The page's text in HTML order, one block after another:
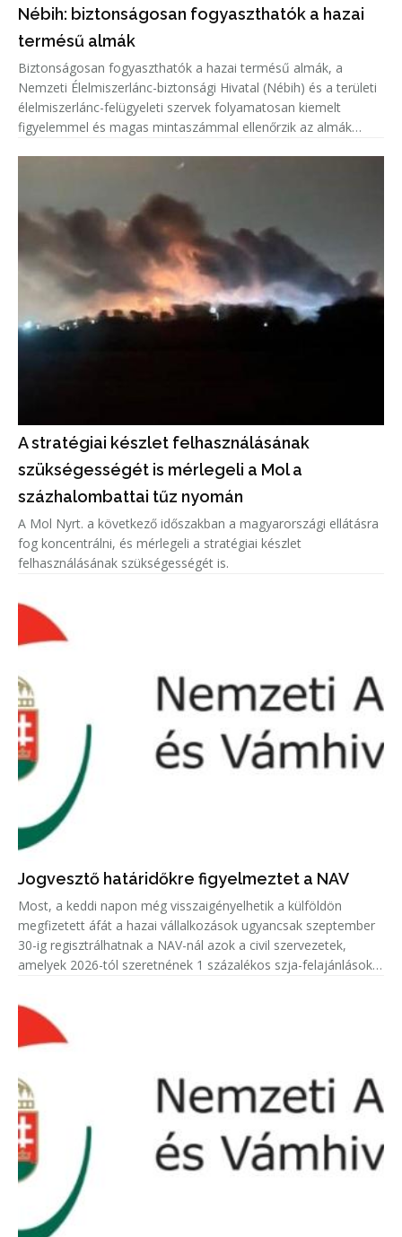
Nébih: biztonságosan fogyaszthatók a hazai
termésű almák
Biztonságosan fogyaszthatók a hazai termésű almák, a
Nemzeti Élelmiszerlánc-biztonsági Hivatal (Nébih) és a területi
élelmiszerlánc-felügyeleti szervek folyamatosan kiemelt
figyelemmel és magas mintaszámmal ellenőrzik az almák
A stratégiai készlet felhasználásának
szükségességét is mérlegeli a Mol a
százhalombattai tűz nyomán
A Mol Nyrt. a következő időszakban a magyarországi ellátásra
fog koncentrálni, és mérlegeli a stratégiai készlet
felhasználásának szükségességét is.
Jogvesztő határidőkre figyelmeztet a NAV
Most, a keddi napon még visszaigényelhetik a külföldön
megfizetett áfát a hazai vállalkozások ugyancsak szeptember
30-ig regisztrálhatnak a NAV-nál azok a civil szervezetek,
amelyek 2026-tól szeretnének 1 százalékos szja-felajánlásokat